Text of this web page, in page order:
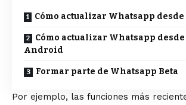
Cómo actualizar Whatsapp
Cómo actualizar Whatsapp
Android
Formar parte de Whatsapp Beta
Por ejemplo, las funciones más